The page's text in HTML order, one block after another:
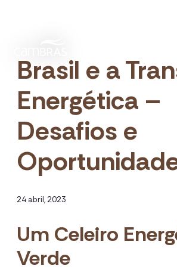
Brasil e a
Energética –
Desafios e
24 abril, 2023
Um Celeiro
Verde